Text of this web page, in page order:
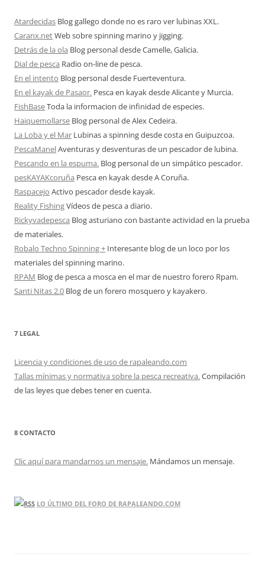
Atardecidas Blog gallego donde no es raro ver lubinas XXL.
Caranx.netWeb sobre spinning marino y jigging.
Detrás de la ola Blog personal desde Camelle, Galicia.
Dial de pesca Radio on-line de pesca.
En el intento Blog personal desde Fuerteventura.
En el kayak de Pasaor. Pesca en kayak desde Alicante y Murcia.
FishBaseToda la informacion de infinidad de especies.
Haiquemollarse Blog personal de Alex Cedeira.
La Loba y el Mar Lubinas a spinning desde costa en Guipuzcoa.
PescaManelAventuras y desventuras de un pescador de lubina.
Pescando en la espuma. Blog personal de un simpático pescador.
pesKAYAKcoruña Pesca en kayak desde A Coruña.
Raspacejo Activo pescador desde kayak.
Reality FishingVídeos de pesca a diario.
Rickyvadepesca Blog asturiano con bastante actividad en la prueba
de materiales.
Robalo Techno Spinning + Interesante blog de un loco por los
materiales del spinning marino.
RPAM Blog de pesca a mosca en el mar de nuestro forero Rpam.
Santi Nitas 2.0 Blog de un forero mosquero y kayakero.
7 LEGAL
Licencia y condiciones de uso de rapaleando.com
Tallas mínimas y normativa sobre la pesca recreativa.Compilación
de las leyes que debes tener en cuenta.
8 CONTACTO
Clic aquí para mandarnos un mensaje. Mándamos un mensaje.
LO ÚLTIMO DEL FORO DE RAPALEANDO.COM